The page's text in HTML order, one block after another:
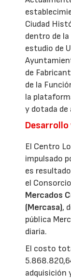
Ciudad
dentro de la
estudio de
de
de la
la
y dotada
El Centro
impulsado
es
el
Mercados
(Mercasa),
pública
diaria.
El costo
adquisición